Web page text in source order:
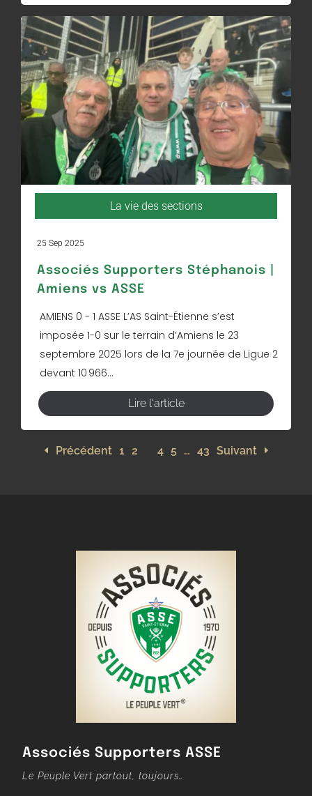
La vie des sections
25 Sep 2025
Associés Supporters Stéphanois |
Amiens vs ASSE
AMIENS 0 - 1 ASSE L’AS Saint-Étienne s’est
imposée 1-0 sur le terrain d’Amiens le 23
septembre 2025 lors de la 7e journée de Ligue 2
devant 10 966...
Lire l'article
Précédent 1 2 4 5 … 43 Suivant
Associés Supporters ASSE
Le Peuple Vert partout, toujours…